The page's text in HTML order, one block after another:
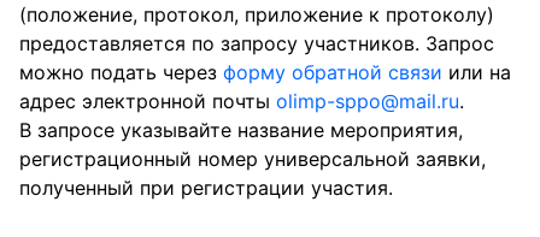
Второй этап
10.04.2025 публикация ответов на задания.
Третий этап
12.04.2025 - подведение итогов, публикация
(положение, протокол, приложение к протоколу)
предоставляется по запросу участников. Запрос
можно подать через форму обратной связи или на
адрес электронной почты olimp-sppo@mail.ru.
В запросе указывайте название мероприятия,
регистрационный номер универсальной заявки,
полученный при регистрации участия.